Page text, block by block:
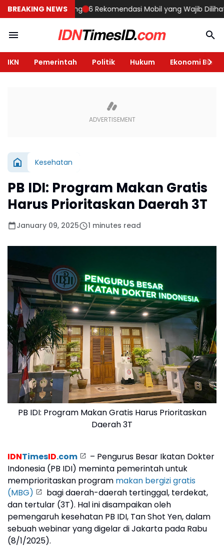
BREAKING NEWS
di Semarang 6 Rekomendasi Mobil yang Wajib Dilihat di
IKN Pemerintah Politik Hukum Ekonomi Bisnis
Kesehatan
PB IDI: Program Makan Gratis
Harus Prioritaskan Daerah 3T
January 09, 2025 1 minutes read
PB IDI: Program Makan Gratis Harus Prioritaskan
Daerah 3T
IDNTimesID.com
– Pengurus Besar Ikatan Dokter
Indonesia (PB IDI) meminta pemerintah untuk
memprioritaskan program makan bergizi gratis
(MBG)
bagi daerah-daerah tertinggal, terdekat,
dan tertular (3T). Hal ini disampaikan oleh
pemengaruh kesehatan PB IDI, Tan Shot Yen, dalam
sebuah webinar yang digelar di Jakarta pada Rabu
(8/1/2025).